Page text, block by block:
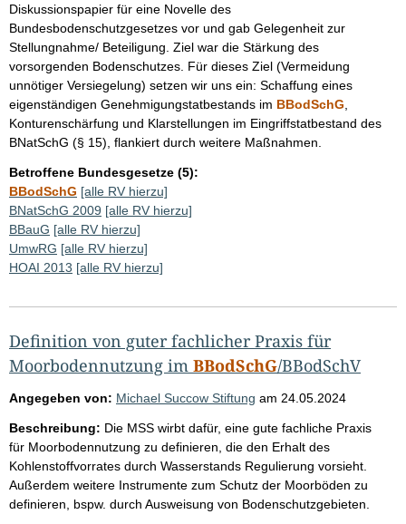
Diskussionspapier für eine Novelle des
Bundesbodenschutzgesetzes vor und gab Gelegenheit zur
Stellungnahme/ Beteiligung. Ziel war die Stärkung des
vorsorgenden Bodenschutzes. Für dieses Ziel (Vermeidung
unnötiger Versiegelung) setzen wir uns ein: Schaffung eines
eigenständigen Genehmigungstatbestands im BBodSchG
Konturenschärfung und Klarstellungen im Eingriffstatbestand des
BNatSchG (§ 15), flankiert durch weitere Maßnahmen.
Betroffene Bundesgesetze (5):
BBodSchG [alle RV hierzu]
BNatSchG 2009 [alle RV hierzu]
BBauG [alle RV hierzu]
UmwRG [alle RV hierzu]
HOAI 2013 [alle RV hierzu]
Definition von guter fachlicher Praxis für
Moorbodennutzung im BBodSchG/BBodSchV
Angegeben von: Michael Succow Stiftung am 24.05.2024
Beschreibung: Die MSS wirbt dafür, eine gute fachliche Praxis
für Moorbodennutzung zu definieren, die den Erhalt des
Kohlenstoffvorrates durch Wasserstands Regulierung vorsieht.
Außerdem weitere Instrumente zum Schutz der Moorböden zu
definieren, bspw. durch Ausweisung von Bodenschutzgebieten.